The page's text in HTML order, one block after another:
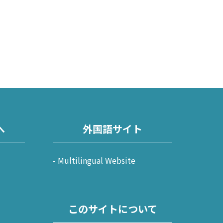
外国語サイト
Multilingual Website
このサイトについて